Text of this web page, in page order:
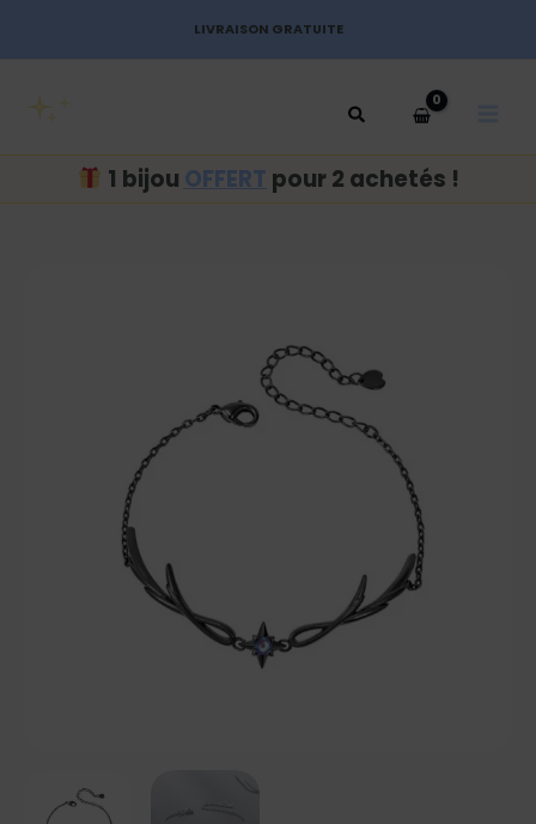
LIVRAISON GRATUITE
1 bijou OFFERT pour 2 achetés !